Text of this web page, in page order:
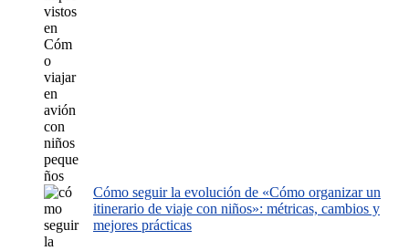
Cómo seguir la evolución de «Cómo organizar un
itinerario de viaje con niños»: métricas, cambios y
mejores prácticas